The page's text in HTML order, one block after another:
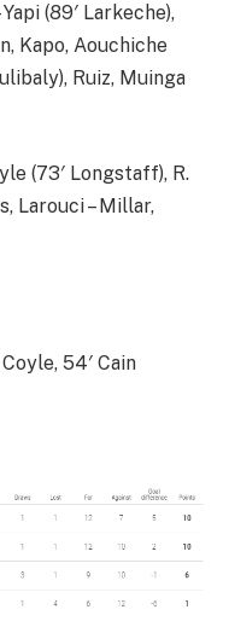
(89′ Larkeche),
Kapo, Aouchiche
Ruiz, Muinga
(73′ Longstaff), R.
Larouci – Millar,
54′ Cain